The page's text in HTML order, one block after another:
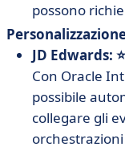
possono
JD Edwards:
Con Oracle
possibile
collegare gli